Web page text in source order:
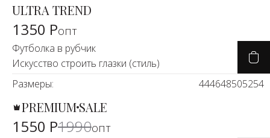
ULTRA TREND
1350 Ропт
Футболка в рубчик
Искусство строить глазки (стиль)
Размеры:
444648505254
-23%
PREMIUMSALE
1550 Р1990опт